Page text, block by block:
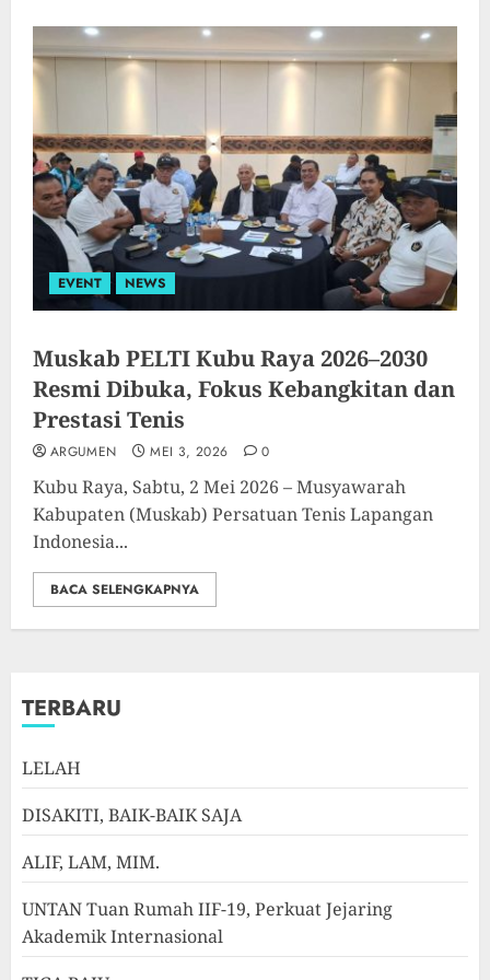
EVENT NEWS
Muskab PELTI Kubu Raya 2026–2030
Resmi Dibuka, Fokus Kebangkitan dan
Prestasi Tenis
ARGUMEN MEI 3, 2026 0
Kubu Raya, Sabtu, 2 Mei 2026 – Musyawarah
Kabupaten (Muskab) Persatuan Tenis Lapangan
Indonesia...
BACA SELENGKAPNYA
TERBARU
LELAH
DISAKITI, BAIK-BAIK SAJA
ALIF, LAM, MIM.
UNTAN Tuan Rumah IIF-19, Perkuat Jejaring
Akademik Internasional